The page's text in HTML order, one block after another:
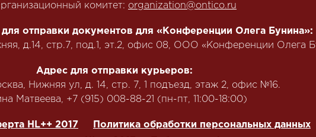
комитет: organization@ontico.ru
отправки документов для «Конференции Олега Бунина»:
д.14, стр.7, под.1, эт.2, офис 08, ООО «Конференции Олега
Адрес для отправки курьеров:
Нижняя ул, д. 14, стр. 7, 1 подъезд, этаж 2, офис №16.
Матвеева, +7 (915) 008-88-21‬ (пн-пт, 11:00-18:00)
HL++ 2017
Политика обработки персональных данных